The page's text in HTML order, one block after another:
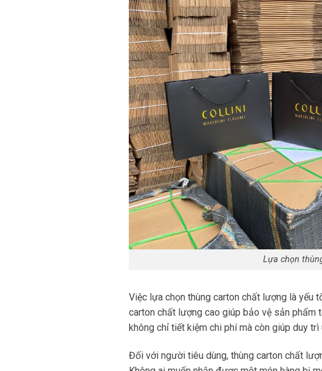
Lựa chọn
Việc lựa chọn thùng carton chất lượng là yếu
carton chất lượng cao giúp bảo vệ sản phẩm
không chỉ tiết kiệm chi phí mà còn giúp duy
Đối với người tiêu dùng, thùng carton chất